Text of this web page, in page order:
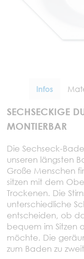
Infos
SECHSECKIGE
MONTIERBAR
Die Sechseck-
unseren längsten
Große Menschen
sitzen mit dem
Trockenen. Die
unterschiedliche
entscheiden, ob
bequem im Sitzen
möchte. Die
zum Baden zu